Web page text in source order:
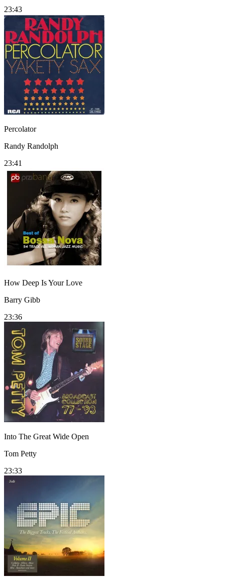
23:43
Percolator
Randy Randolph
23:41
How Deep Is Your Love
Barry Gibb
23:36
Into The Great Wide Open
Tom Petty
23:33